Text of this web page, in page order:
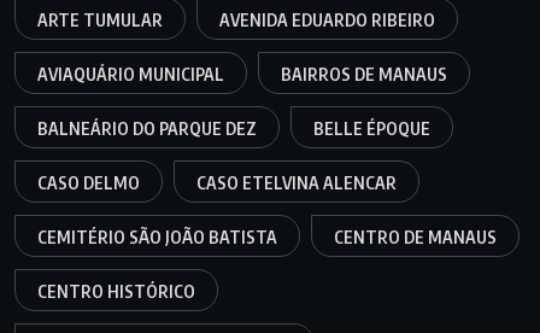
ARTE TUMULAR AVENIDA EDUARDO RIBEIRO
AVIAQUÁRIO MUNICIPAL BAIRROS DE MANAUS
BALNEÁRIO DO PARQUE DEZ BELLE ÉPOQUE
CASO DELMO CASO ETELVINA ALENCAR
CEMITÉRIO SÃO JOÃO BATISTA CENTRO DE MANAUS
CENTRO HISTÓRICO